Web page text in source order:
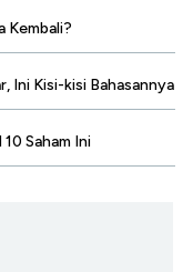
Kembali?
Ini Kisi-kisi Bahasannya
Saham Ini